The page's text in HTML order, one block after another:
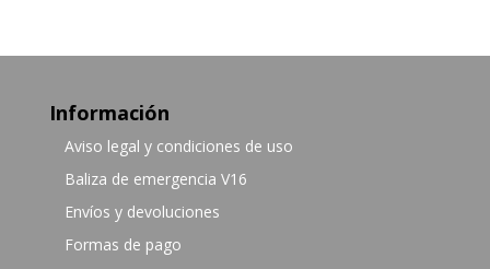
Información
Aviso legal y condiciones de uso
Baliza de emergencia V16
Envíos y devoluciones
Formas de pago